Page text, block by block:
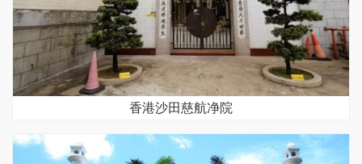
香港沙田慈航净院